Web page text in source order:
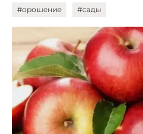
#орошение #сады